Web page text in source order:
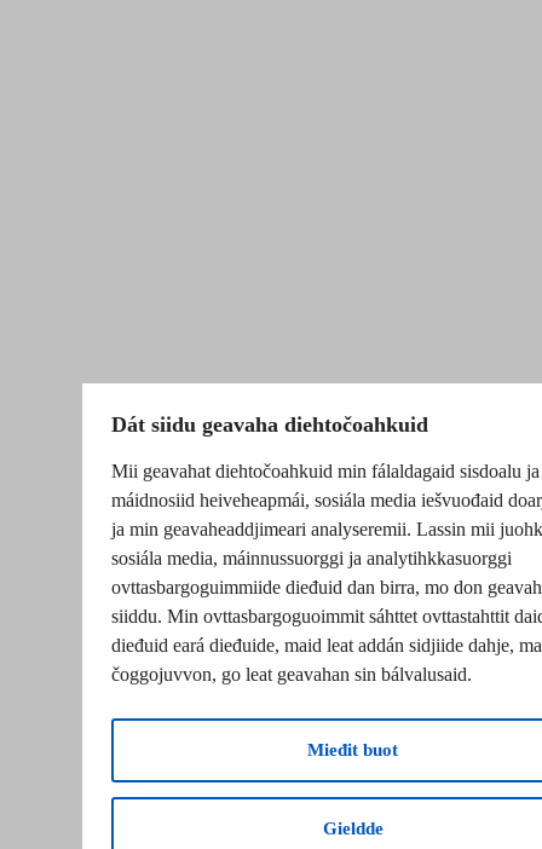
Dát siidu geavaha diehtočoahkuid
Mii geavahat diehtočoahkuid min fálaldagaid sisdoalu ja
máidnosiid heiveheapmái, sosiála media iešvuođaid
ja min geavaheaddjimeari analyseremii. Lassin mii
sosiála media, máinnussuorggi ja analytihkkasuorggi
ovttasbargoguimmiide dieđuid dan birra, mo don
siiddu. Min ovttasbargoguoimmit sáhttet ovttastahttit
dieđuid eará dieđuide, maid leat addán sidjiide dahje,
čoggojuvvon, go leat geavahan sin bálvalusaid.
Mieđit buot
Gieldde